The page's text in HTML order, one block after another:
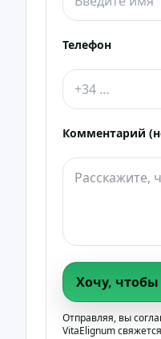
Телефон
Комментарий
Хочу,
Отправляя, вы
VitaElignum